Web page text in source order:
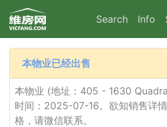
Search Info
本物业已经出售
本物业 (地址：405 - 1630
时间：2025-07-16。欲知销售详
格，请微信联系。